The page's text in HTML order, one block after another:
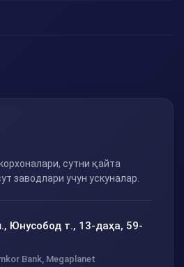
сутни қайта
заводлари учун ускуналар.
Юнусобод т., 13-даҳа, 59-
Bank, Megaplanet